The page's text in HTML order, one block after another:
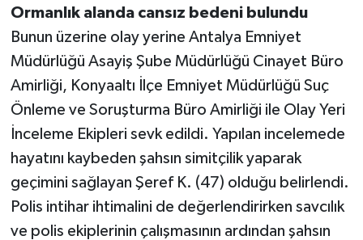
Ormanlık alanda cansız bedeni bulundu
Bunun üzerine olay yerine Antalya Emniyet
Müdürlüğü Asayiş Şube Müdürlüğü Cinayet Büro
Amirliği, Konyaaltı İlçe Emniyet Müdürlüğü Suç
Önleme ve Soruşturma Büro Amirliği ile Olay Yeri
İnceleme Ekipleri sevk edildi. Yapılan incelemede
hayatını kaybeden şahsın simitçilik yaparak
geçimini sağlayan Şeref K. (47) olduğu belirlendi.
Polis intihar ihtimalini de değerlendirirken savcılık
ve polis ekiplerinin çalışmasının ardından şahsın